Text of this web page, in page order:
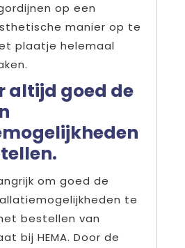
op een
manier op te
plaatje helemaal
altijd goed de
om goed de
te
bestellen van
bij HEMA. Door de